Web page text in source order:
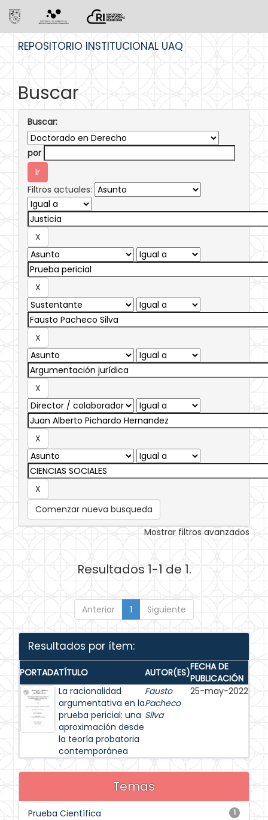
REPOSITORIO INSTITUCIONAL UAQ
Buscar
Buscar:
por
Filtros actuales:
Comenzar nueva busqueda
Mostrar filtros avanzados
Resultados 1-1 de 1.
Anterior 1 Siguiente
Resultados por ítem:
PORTADATÍTULO AUTOR(ES)FECHA DE
PUBLICACIÓN
La racionalidad
argumentativa en la
prueba pericial: una
aproximación desde
la teoría probatoria
contemporánea
Fausto
Pacheco
Silva
25-may-2022
Temas
1
Prueba Científica